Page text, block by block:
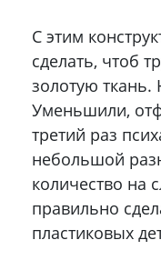
С этим
сделать, чтоб
золотую
Уменьшили,
третий раз
небольшой
количество на
правильно
пластиковых